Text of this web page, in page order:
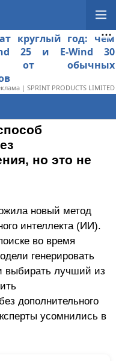
круглый год: чем
25 и E-Wind 30
от обычных
| SPRINT PRODUCTS LIMITED
но это не
новый метод
интеллекта (ИИ).
во время
генерировать
выбирать лучший из
дополнительного
усомнились в